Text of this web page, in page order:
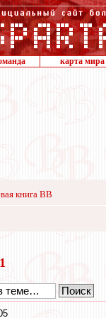
карта мира
книга ВВ